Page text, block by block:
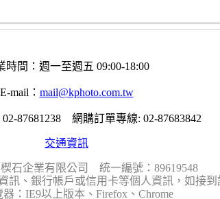
時間：週一至週五 09:00-18:00
E-mail： mail@kphoto.com.tw
87681238 網購訂單專線: 02-87683842
交通資訊
石企業有限公司 統一編號：89619548
訊、銀行帳戶或信用卡等個人資訊，如接
：IE9以上版本、Firefox、Chrome